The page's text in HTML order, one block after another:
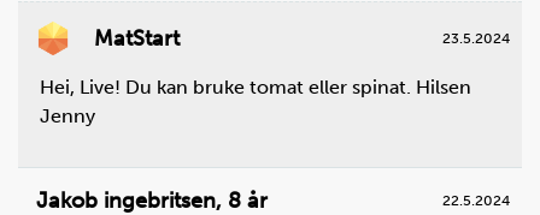
MatStart 23.5.2024
Hei, Live! Du kan bruke tomat eller spinat. Hilsen
Jenny
Jakob ingebritsen, 8 år 22.5.2024